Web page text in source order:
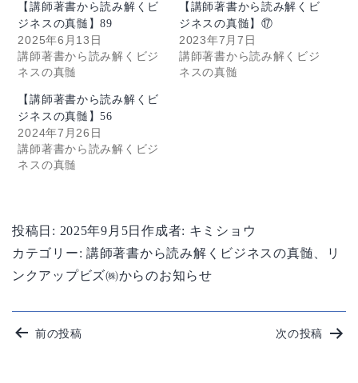
【講師著書から読み解くビ
ジネスの真髄】89
2025年6月13日
講師著書から読み解くビジ
ネスの真髄
【講師著書から読み解くビ
ジネスの真髄】⑰
2023年7月7日
講師著書から読み解くビジ
ネスの真髄
【講師著書から読み解くビ
ジネスの真髄】56
2024年7月26日
講師著書から読み解くビジ
ネスの真髄
投稿日: 2025年9月5日作成者: キミショウ
カテゴリー:講師著書から読み解くビジネスの真髄
リ
ンクアップビズ㈱からのお知らせ
投前の投稿 次の投稿